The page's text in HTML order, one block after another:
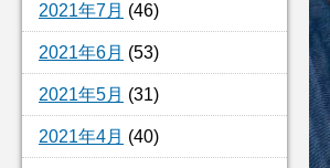
2021年7月 (46)
2021年6月 (53)
2021年5月 (31)
2021年4月 (40)